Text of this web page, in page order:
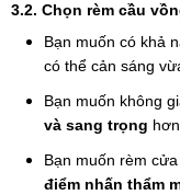
3.2. Chọn rèm cầu
Bạn muốn có khả
có thể cản sáng
Bạn muốn không
và sang trọng
Bạn muốn rèm
điểm nhấn thẩm